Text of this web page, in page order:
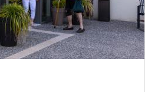
Voir les prix et prestations
n° 450007182